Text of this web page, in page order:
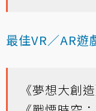
最佳VR／AR遊
《夢想大創